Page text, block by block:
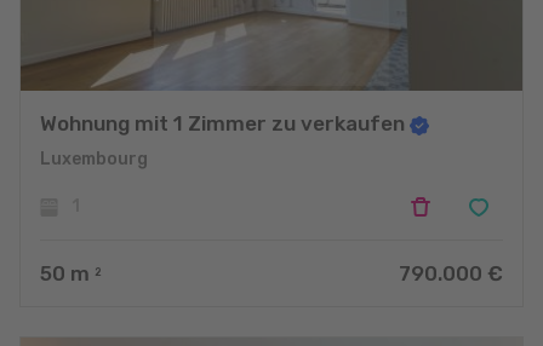
Wohnung mit 1 Zimmer zu verkaufen
Luxembourg
50 m 2 790.000 €